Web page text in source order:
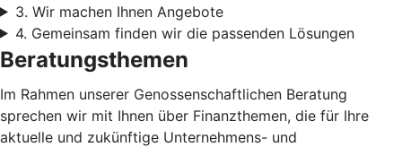
3. Wir machen Ihnen Angebote
4. Gemeinsam finden wir die passenden Lösungen
Beratungsthemen
Im Rahmen unserer Genossenschaftlichen Beratung
sprechen wir mit Ihnen über Finanzthemen, die für Ihre
aktuelle und zukünftige Unternehmens- und